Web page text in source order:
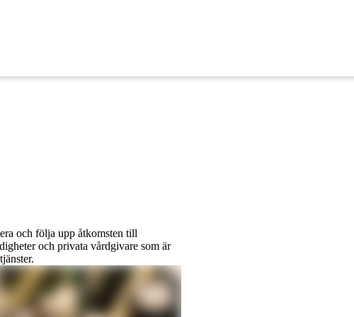
och följa upp åtkomsten till
och privata vårdgivare som är